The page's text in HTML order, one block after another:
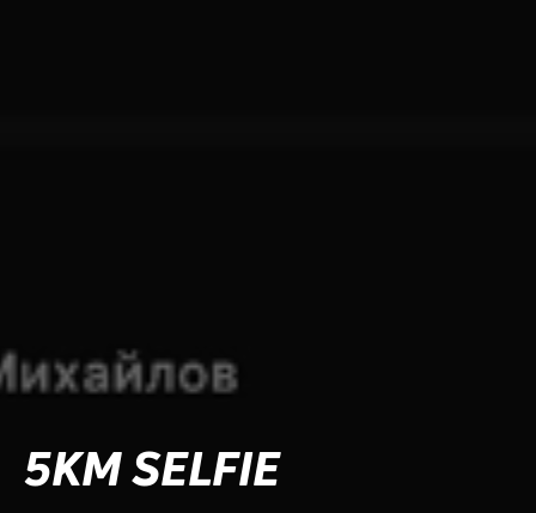
5KM SELFIE